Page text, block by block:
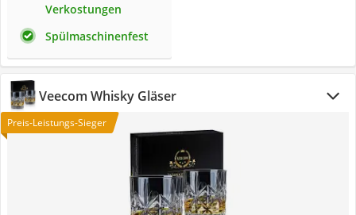
Verkostungen
Spülmaschinenfest
Veecom Whisky Gläser
Preis-Leistungs-Sieger